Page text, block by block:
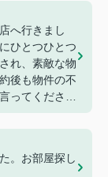
へ行きまし
ひとつひとつ
れ、素敵な物
後も物件の不
ってくださっ
。お部屋探し